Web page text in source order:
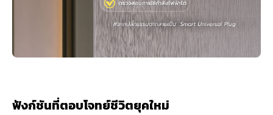
ฟังก์ชันที่ตอบโจทย์ชีวิตยุคใหม่